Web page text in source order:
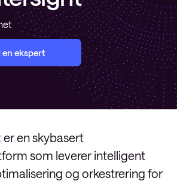
en ekspert
er en skybasert
som leverer intelligent
og orkestrering for